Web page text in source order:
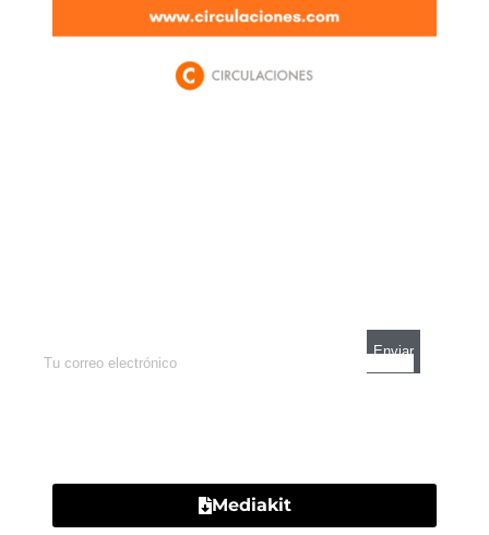
Mediakit